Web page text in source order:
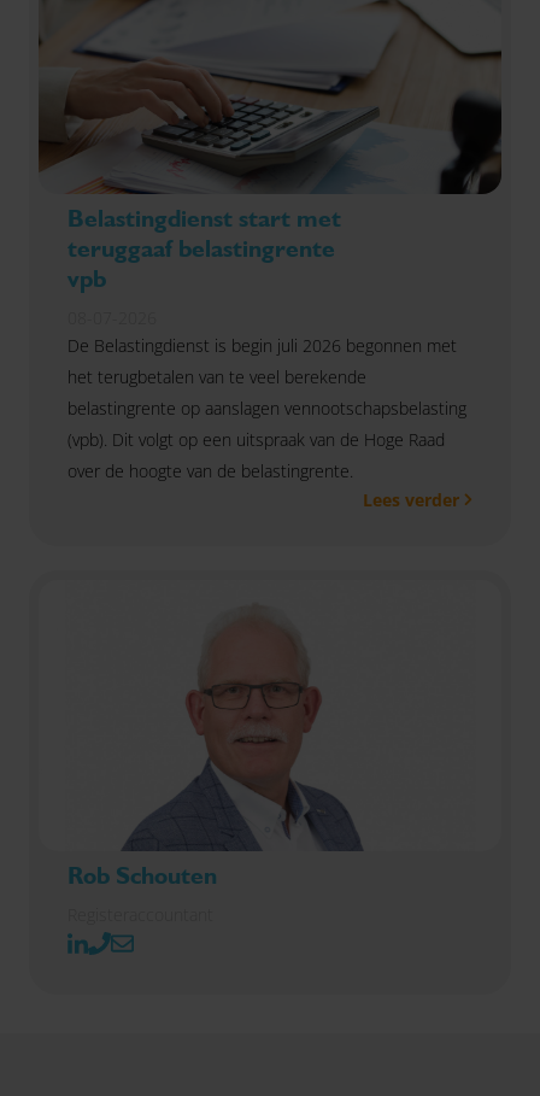
Belastingdienst start met
teruggaaf belastingrente
vpb
De Belastingdienst is begin juli 2026 begonnen met
het terugbetalen van te veel berekende
belastingrente op aanslagen vennootschapsbelasting
(vpb). Dit volgt op een uitspraak van de Hoge Raad
over de hoogte van de belastingrente.
Lees verder
Rob Schouten